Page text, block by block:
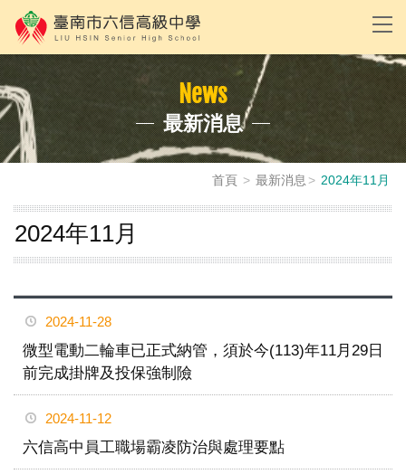
News
最新消息
首頁 最新消息 2024年11月
2024年11月
2024-11-28
微型電動二輪車已正式納管，須於今(113)年11月29日
前完成掛牌及投保強制險
2024-11-12
六信高中員工職場霸凌防治與處理要點